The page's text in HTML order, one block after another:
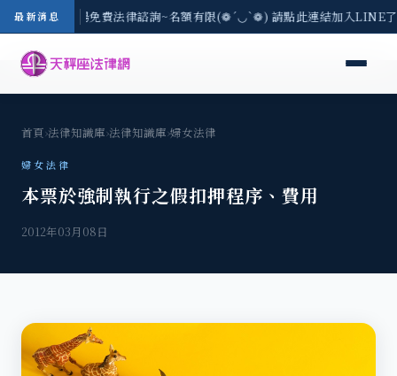
最新消息
-8/3(一) 現場免費法律諮詢~名額有限(❁´◡`❁) 請點此連結加入LINE
首頁›法律知識庫›法律知識庫›婦女法律
婦女法律
本票於強制執行之假扣押程序、費用
2012年03月08日